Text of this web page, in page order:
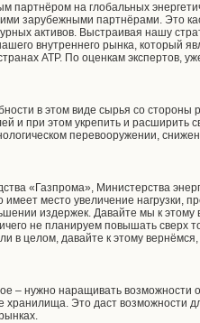
партнёром на глобальных
зарубежными партнёрами. Это
активов. Выстраивая нашу
внутреннего рынка, который
АТР. По оценкам экспертов,
в этом виде сырья со стороны
и при этом укрепить и расширить
перевооружении,
«Газпрома», Министерства
место увеличение нагрузки,
издержек. Давайте мы к
не планируем повышать сверх
в целом, давайте к этому
– нужно наращивать возможности
хранилища. Это даст возможности